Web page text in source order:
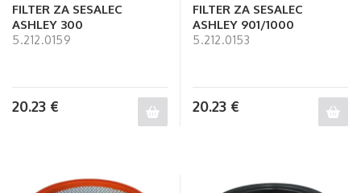
FILTER ZA SESALEC
ASHLEY 300
5.212.0159
20.23 €
FILTER ZA SESALEC
ASHLEY 901/1000
5.212.0153
20.23 €